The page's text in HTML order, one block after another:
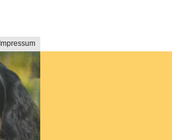
Impressum